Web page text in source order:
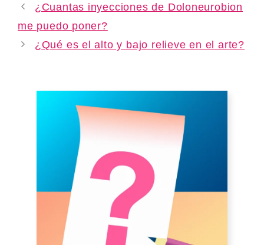
¿Cuantas inyecciones de Doloneurobion
me puedo poner?
¿Qué es el alto y bajo relieve en el arte?